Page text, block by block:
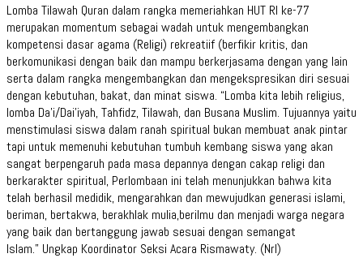
Lomba Tilawah Quran dalam rangka memeriahkan HUT RI ke-77
merupakan momentum sebagai wadah untuk mengembangkan
kompetensi dasar agama (Religi) rekreatiif (berfikir kritis, dan
berkomunikasi dengan baik dan mampu berkerjasama dengan yang lain
serta dalam rangka mengembangkan dan mengekspresikan diri sesuai
dengan kebutuhan, bakat, dan minat siswa. “Lomba kita lebih religius,
lomba Da’i/Dai’iyah, Tahfidz, Tilawah, dan Busana Muslim. Tujuannya yaitu
menstimulasi siswa dalam ranah spiritual bukan membuat anak pintar
tapi untuk memenuhi kebutuhan tumbuh kembang siswa yang akan
sangat berpengaruh pada masa depannya dengan cakap religi dan
berkarakter spiritual, Perlombaan ini telah menunjukkan bahwa kita
telah berhasil medidik, mengarahkan dan mewujudkan generasi islami,
beriman, bertakwa, berakhlak mulia,berilmu dan menjadi warga negara
yang baik dan bertanggung jawab sesuai dengan semangat
Islam.” Ungkap Koordinator Seksi Acara Rismawaty. (Nrl)